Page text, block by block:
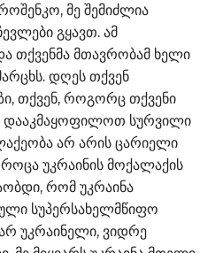
მე შემიძლია
გყავთ. ამ
თქვენმა მთავრობამ ხელი
დღეს თქვენ
თქვენ, როგორც თქვენი
დააკმაყოფილოთ სურვილი
არ არის ცარიელი
უკრაინის მოქალაქის
რომ უკრაინა
სუპერსახელმწიფო
უკრაინელი, ვიდრე